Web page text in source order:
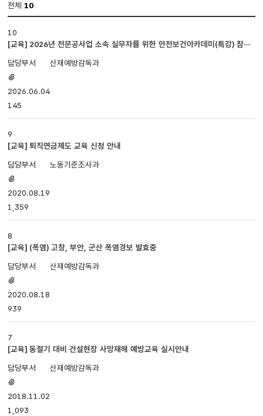
전체 10
게시판
입니다.
번호,
제목,
담당부서,
첨부파일,
등록일,
조회로
있습니다.
10
[교육] 2026년 전문공사업 소속 실무자를 위한 안전보건아카데미(특강) 참석
산재예방감독과
있음
2026.06.04
145
9
[교육] 퇴직연금제도 교육 신청 안내
노동기준조사과
있음
2020.08.19
1,359
8
[교육] (폭염) 고창, 부안, 군산 폭염경보 발효중
산재예방감독과
있음
2020.08.18
939
7
[교육] 동절기 대비 건설현장 사망재해 예방교육 실시안내
산재예방감독과
있음
2018.11.02
1,093